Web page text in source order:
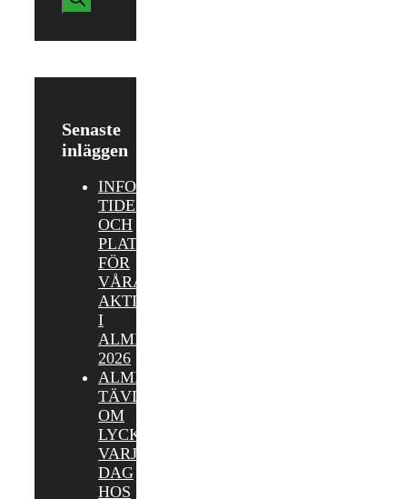
Senaste
inläggen
INFORMATION,
TIDER
OCH
PLATSER
FÖR
VÅRA
AKTIVITETER
I
ALMEDALEN
2026
ALMEDALEN:
TÄVLA
OM
LYCKOKAKOR
VARJE
DAG
HOS